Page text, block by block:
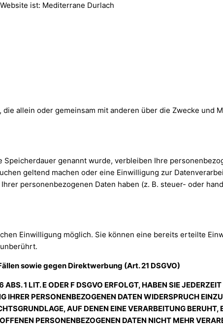
ist: Mediterrane Durlach
allein oder gemeinsam mit anderen über die Zwecke und
genannt wurde, verbleiben Ihre
geltend machen oder eine Einwilligung zur
personenbezogenen Daten haben (z. B. steuer- oder
Einwilligung möglich. Sie können eine bereits erteilte
sowie gegen Direktwerbung (Art. 21 DSGVO)
1 LIT. E ODER F DSGVO ERFOLGT, HABEN SIE
IHRER PERSONENBEZOGENEN DATEN WIDERSPRUCH
AUF DENEN EINE VERARBEITUNG
PERSONENBEZOGENEN DATEN NICHT MEHR